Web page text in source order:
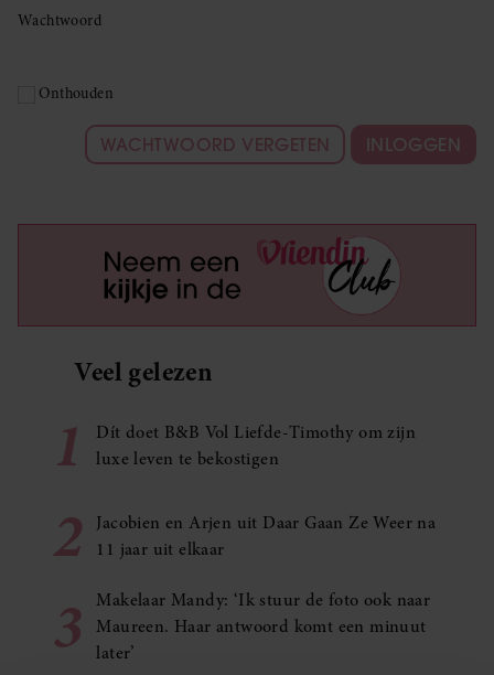
Wachtwoord
Onthouden
WACHTWOORD VERGETEN INLOGGEN
Veel gelezen
1
Dít doet B&B Vol Liefde-Timothy om zijn
luxe leven te bekostigen
2
Jacobien en Arjen uit Daar Gaan Ze Weer na
11 jaar uit elkaar
3
Makelaar Mandy: ‘Ik stuur de foto ook naar
Maureen. Haar antwoord komt een minuut
later’